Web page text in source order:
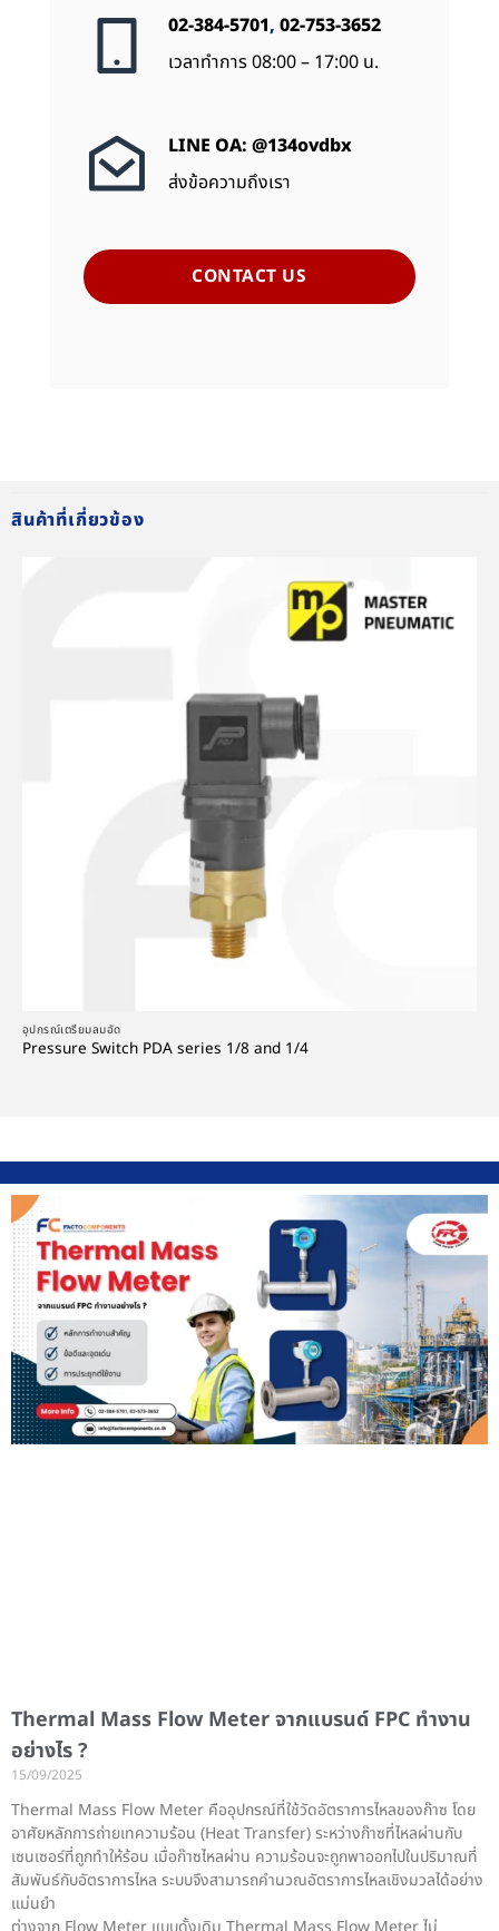
02-384-5701, 02-753-3652
เวลาทำการ 08:00 – 17:00 น.
LINE OA: @134ovdbx
ส่งข้อความถึงเรา
CONTACT US
สินค้าที่เกี่ยวข้อง
อุปกรณ์เตรียมลมอัด
Pressure Switch PDA series 1/8 and 1/4
Thermal Mass Flow Meter จากแบรนด์ FPC ทำงาน
อย่างไร ?
15/09/2025
Thermal Mass Flow Meter คืออุปกรณ์ที่ใช้วัดอัตราการไหลของก๊าซ โดย
อาศัยหลักการถ่ายเทความร้อน (Heat Transfer) ระหว่างก๊าซที่ไหลผ่านกับ
เซนเซอร์ที่ถูกทำให้ร้อน เมื่อก๊าซไหลผ่าน ความร้อนจะถูกพาออกไปในปริมาณที่
สัมพันธ์กับอัตราการไหล ระบบจึงสามารถคำนวณอัตราการไหลเชิงมวลได้อย่าง
แม่นยำ